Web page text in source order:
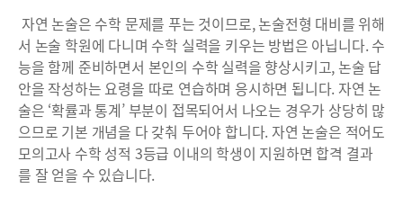
자연 논술은 수학 문제를 푸는 것이므로, 논술전형 대비를 위해
서 논술 학원에 다니며 수학 실력을 키우는 방법은 아닙니다. 수
능을 함께 준비하면서 본인의 수학 실력을 향상시키고, 논술 답
안을 작성하는 요령을 따로 연습하며 응시하면 됩니다. 자연 논
술은 ‘확률과 통계’ 부분이 접목되어서 나오는 경우가 상당히 많
으므로 기본 개념을 다 갖춰 두어야 합니다. 자연 논술은 적어도
모의고사 수학 성적 3등급 이내의 학생이 지원하면 합격 결과
를 잘 얻을 수 있습니다.